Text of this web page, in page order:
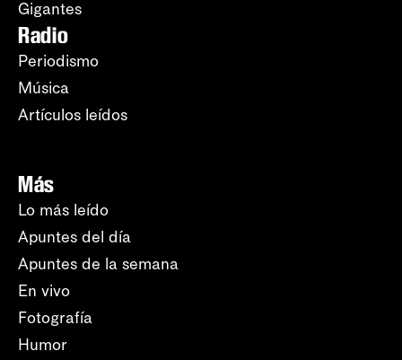
Gigantes
Radio
Periodismo
Música
Artículos leídos
Más
Lo más leído
Apuntes del día
Apuntes de la semana
En vivo
Fotografía
Humor